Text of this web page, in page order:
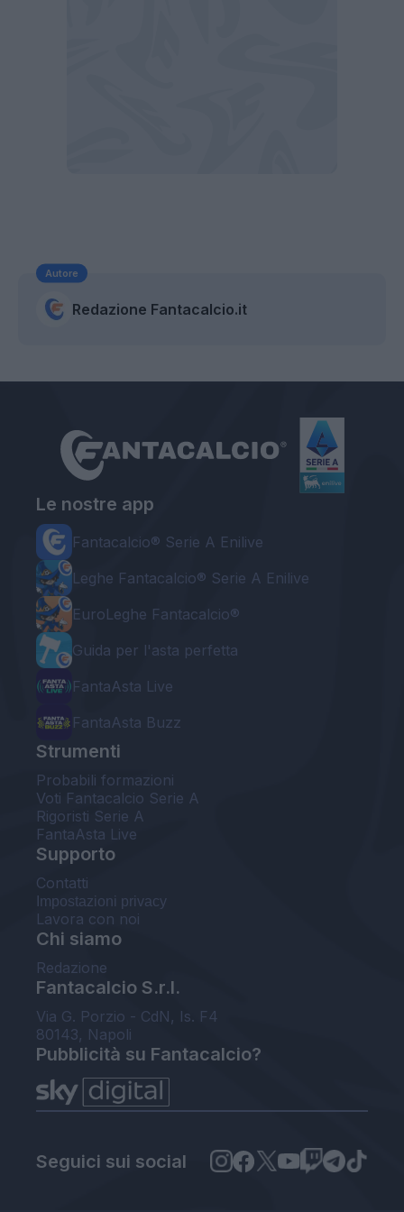
Autore
Redazione Fantacalcio.it
Le nostre app
Fantacalcio® Serie A Enilive
Leghe Fantacalcio® Serie A Enilive
EuroLeghe Fantacalcio®
Guida per l'asta perfetta
FantaAsta Live
FantaAsta Buzz
Strumenti
Probabili formazioni
Voti Fantacalcio Serie A
Rigoristi Serie A
FantaAsta Live
Supporto
Contatti
Impostazioni privacy
Lavora con noi
Chi siamo
Redazione
Fantacalcio S.r.l.
Via G. Porzio - CdN, Is. F4
80143, Napoli
Pubblicità su Fantacalcio?
Seguici sui social